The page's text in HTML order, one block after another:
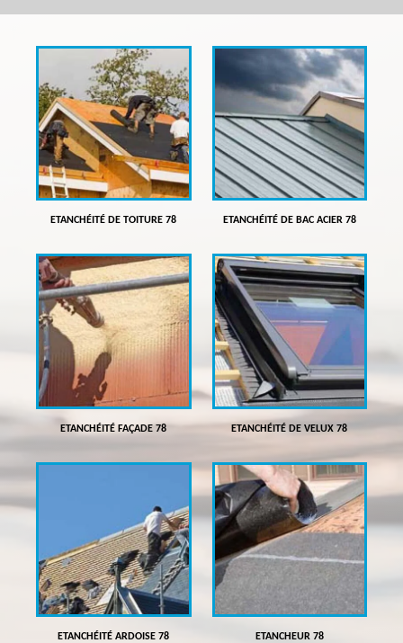
ETANCHÉITÉ DE TOITURE 78 ETANCHÉITÉ DE BAC ACIER 78
ETANCHÉITÉ FAÇADE 78 ETANCHÉITÉ DE VELUX 78
ETANCHÉITÉ ARDOISE 78 ETANCHEUR 78